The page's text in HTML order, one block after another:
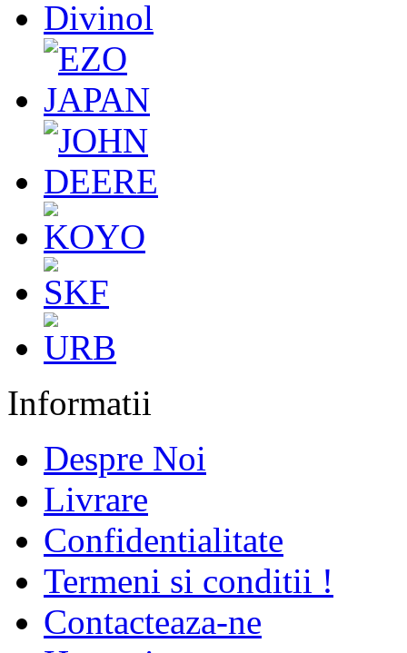
Informatii
Despre Noi
Livrare
Confidentialitate
Termeni si conditii !
Contacteaza-ne